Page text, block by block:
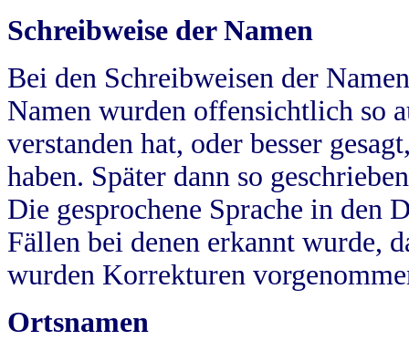
Schreibweise der Namen
Bei den Schreibweisen der
Namen wurden offensichtlich so
verstanden hat, oder besser
haben. Später dann so
Die gesprochene Sprache in
Fällen bei denen erkannt wurde,
wurden Korrekturen
Ortsnamen